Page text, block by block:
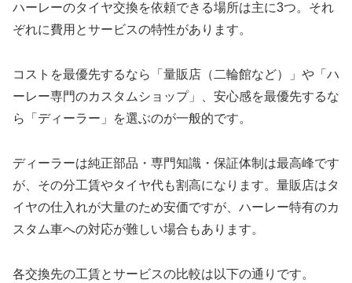
ハーレーのタイヤ交換を依頼できる場所は主に3つ。それ
ぞれに費用とサービスの特性があります。
コストを最優先するなら「量販店（二輪館など）」や「ハ
ーレー専門のカスタムショップ」、安心感を最優先するな
ら「ディーラー」を選ぶのが一般的です。
ディーラーは純正部品・専門知識・保証体制は最高峰です
が、その分工賃やタイヤ代も割高になります。量販店はタ
イヤの仕入れが大量のため安価ですが、ハーレー特有のカ
スタム車への対応が難しい場合もあります。
各交換先の工賃とサービスの比較は以下の通りです。